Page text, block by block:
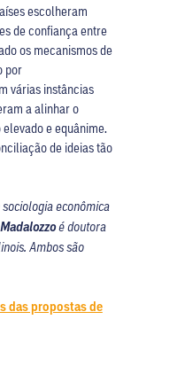
escolheram
de confiança entre
os mecanismos de
por
várias instâncias
a alinhar o
e equânime.
de ideias tão
econômica
é doutora
Ambos são
das propostas de